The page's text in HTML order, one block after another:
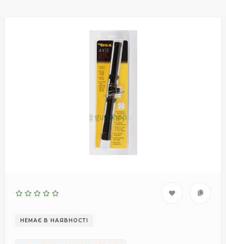
НЕМАЄ В НАЯВНОСТІ